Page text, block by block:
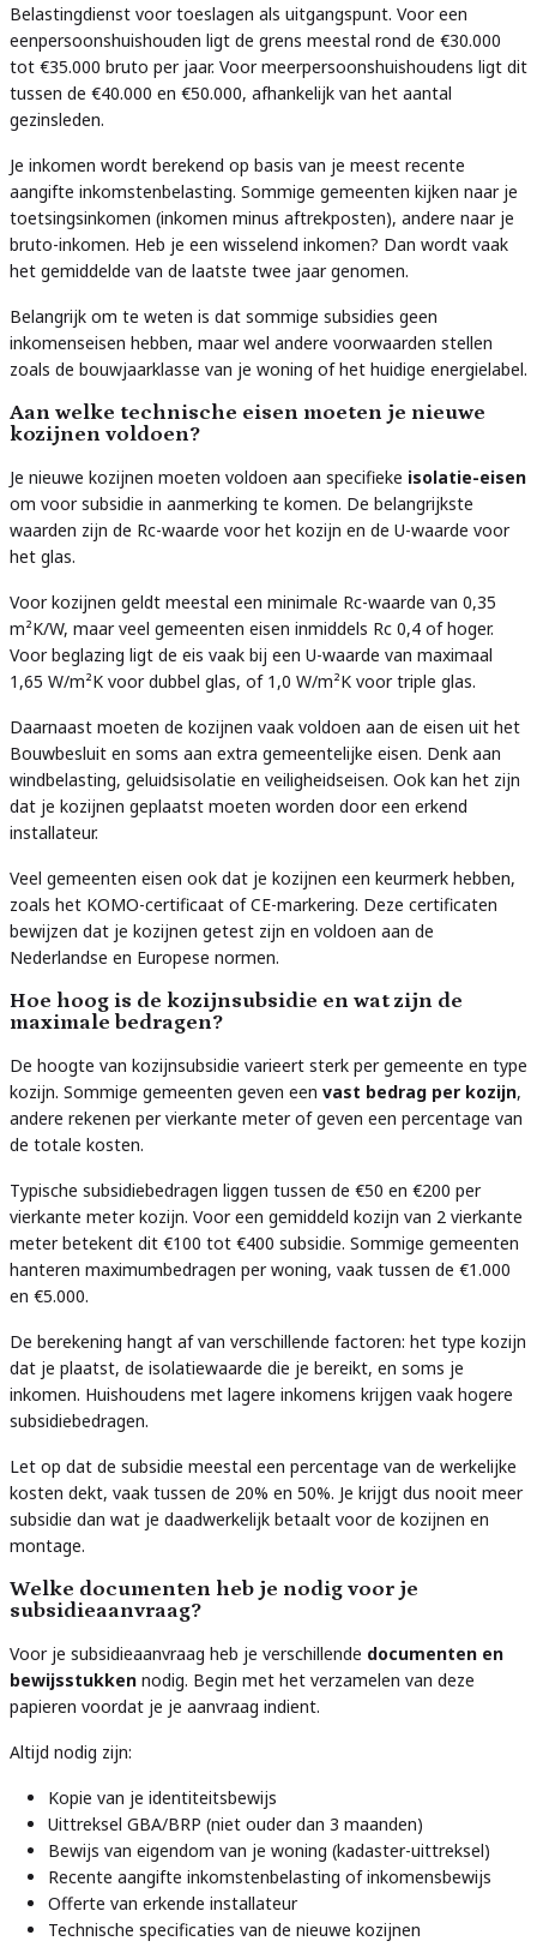
Belastingdienst voor toeslagen als uitgangspunt. Voor een
eenpersoonshuishouden ligt de grens meestal rond de €30.000
tot €35.000 bruto per jaar. Voor meerpersoonshuishoudens ligt dit
tussen de €40.000 en €50.000, afhankelijk van het aantal
gezinsleden.
Je inkomen wordt berekend op basis van je meest recente
aangifte inkomstenbelasting. Sommige gemeenten kijken naar je
toetsingsinkomen (inkomen minus aftrekposten), andere naar je
bruto-inkomen. Heb je een wisselend inkomen? Dan wordt vaak
het gemiddelde van de laatste twee jaar genomen.
Belangrijk om te weten is dat sommige subsidies geen
inkomenseisen hebben, maar wel andere voorwaarden stellen
zoals de bouwjaarklasse van je woning of het huidige energielabel.
Aan welke technische eisen moeten je nieuwe
kozijnen voldoen?
Je nieuwe kozijnen moeten voldoen aan specifieke isolatie-eisen
om voor subsidie in aanmerking te komen. De belangrijkste
waarden zijn de Rc-waarde voor het kozijn en de U-waarde voor
het glas.
Voor kozijnen geldt meestal een minimale Rc-waarde van 0,35
m²K/W, maar veel gemeenten eisen inmiddels Rc 0,4 of hoger.
Voor beglazing ligt de eis vaak bij een U-waarde van maximaal
1,65 W/m²K voor dubbel glas, of 1,0 W/m²K voor triple glas.
Daarnaast moeten de kozijnen vaak voldoen aan de eisen uit het
Bouwbesluit en soms aan extra gemeentelijke eisen. Denk aan
windbelasting, geluidsisolatie en veiligheidseisen. Ook kan het zijn
dat je kozijnen geplaatst moeten worden door een erkend
installateur.
Veel gemeenten eisen ook dat je kozijnen een keurmerk hebben,
zoals het KOMO-certificaat of CE-markering. Deze certificaten
bewijzen dat je kozijnen getest zijn en voldoen aan de
Nederlandse en Europese normen.
Hoe hoog is de kozijnsubsidie en wat zijn de
maximale bedragen?
De hoogte van kozijnsubsidie varieert sterk per gemeente en type
kozijn. Sommige gemeenten geven een vast bedrag per kozijn,
andere rekenen per vierkante meter of geven een percentage van
de totale kosten.
Typische subsidiebedragen liggen tussen de €50 en €200 per
vierkante meter kozijn. Voor een gemiddeld kozijn van 2 vierkante
meter betekent dit €100 tot €400 subsidie. Sommige gemeenten
hanteren maximumbedragen per woning, vaak tussen de €1.000
en €5.000.
De berekening hangt af van verschillende factoren: het type kozijn
dat je plaatst, de isolatiewaarde die je bereikt, en soms je
inkomen. Huishoudens met lagere inkomens krijgen vaak hogere
subsidiebedragen.
Let op dat de subsidie meestal een percentage van de werkelijke
kosten dekt, vaak tussen de 20% en 50%. Je krijgt dus nooit meer
subsidie dan wat je daadwerkelijk betaalt voor de kozijnen en
montage.
Welke documenten heb je nodig voor je
subsidieaanvraag?
Voor je subsidieaanvraag heb je verschillende documenten en
bewijsstukken nodig. Begin met het verzamelen van deze
papieren voordat je je aanvraag indient.
Altijd nodig zijn:
Kopie van je identiteitsbewijs
Uittreksel GBA/BRP (niet ouder dan 3 maanden)
Bewijs van eigendom van je woning (kadaster-uittreksel)
Recente aangifte inkomstenbelasting of inkomensbewijs
Offerte van erkende installateur
Technische specificaties van de nieuwe kozijnen